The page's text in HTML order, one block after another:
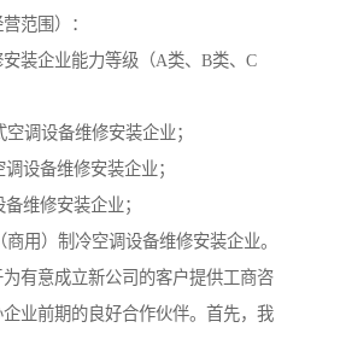
范围）：
装企业能力等级（A类、B类、C
调设备维修安装企业；
设备维修安装企业；
维修安装企业；
用）制冷空调设备维修安装企业。
为有意成立新公司的客户提供工商咨
业前期的良好合作伙伴。首先，我